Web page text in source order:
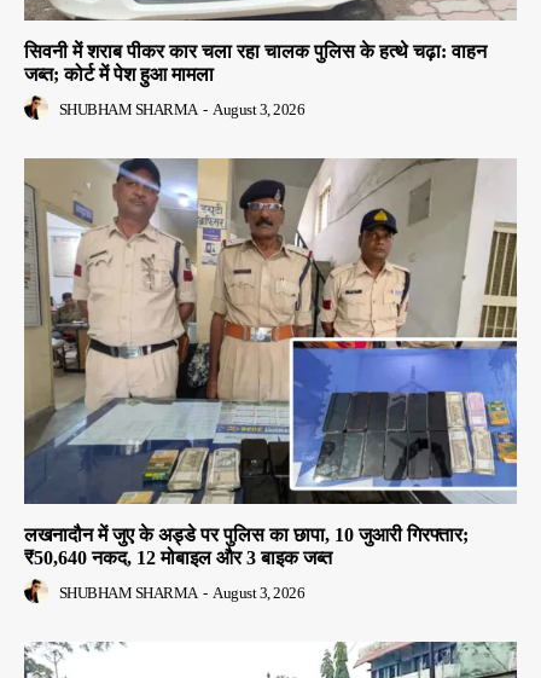
सिवनी में शराब पीकर कार चला रहा चालक पुलिस के हत्थे चढ़ा: वाहन
जब्त; कोर्ट में पेश हुआ मामला
SHUBHAM SHARMA - August 3, 2026
लखनादौन में जुए के अड्डे पर पुलिस का छापा, 10 जुआरी गिरफ्तार;
₹50,640 नकद, 12 मोबाइल और 3 बाइक जब्त
SHUBHAM SHARMA - August 3, 2026